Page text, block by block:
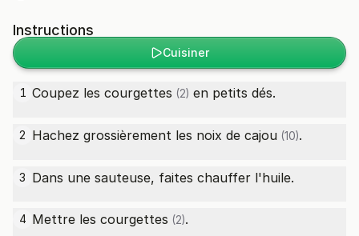
Instructions
Cuisiner
1 Coupez les courgettes (2) en petits dés.
2 Hachez grossièrement les noix de cajou (10).
3 Dans une sauteuse, faites chauffer l'huile.
4 Mettre les courgettes (2).